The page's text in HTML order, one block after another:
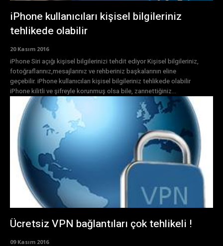
iPhone kullanıcıları kişisel bilgileriniz
tehlikede olabilir
20 Kasım 2016
iPhone Siri açığı kişisel bilgilerinizi tehdit ediyor Kişisel bilgileriniz,
fotoğraflarınız,mesajlarınız ve rehberiniz başkalarının eline
geçebilir. iPhone kullanıcıları kişisel bilgileriniz tehlikede olabilir
iPhone kilitli ve şifreyle korunmuş olsa bile, zannettiğiniz...
Ücretsiz VPN bağlantıları çok tehlikeli !
09 Kasım 2016